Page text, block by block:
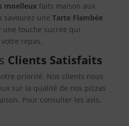
moelleuxfaits maison aux
savourez une Tarte Flambée
touche sucrée qui
repas.
Clients Satisfaits
priorité. Nos clients nous
sur la qualité de nos pizzas
Pour consulter les avis,